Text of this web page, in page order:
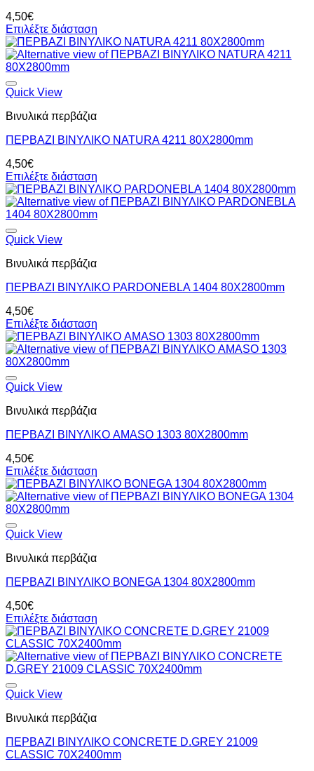
4,50€
Επιλέξτε διάσταση
Quick View
Βινυλικά περβάζια
ΠΕΡΒΑΖΙ BIΝΥΛΙΚΟ NATURA 4211 80Χ2800mm
4,50€
Επιλέξτε διάσταση
Quick View
Βινυλικά περβάζια
ΠΕΡΒΑΖΙ BIΝΥΛΙΚΟ PARDONEBLA 1404 80Χ2800mm
4,50€
Επιλέξτε διάσταση
Quick View
Βινυλικά περβάζια
ΠΕΡΒΑΖΙ BIΝΥΛΙΚΟ AMASO 1303 80Χ2800mm
4,50€
Επιλέξτε διάσταση
Quick View
Βινυλικά περβάζια
ΠΕΡΒΑΖΙ BIΝΥΛΙΚΟ BONEGA 1304 80Χ2800mm
4,50€
Επιλέξτε διάσταση
Quick View
Βινυλικά περβάζια
ΠΕΡΒΑΖΙ BIΝΥΛΙΚΟ CONCRETE D.GREY 21009
CLASSIC 70Χ2400mm